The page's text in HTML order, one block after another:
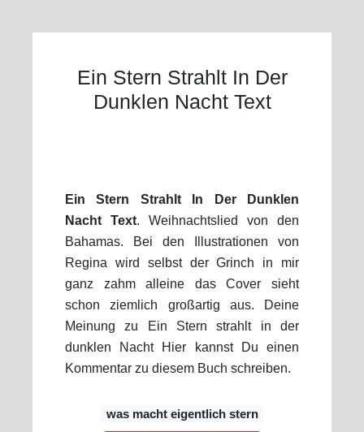
Ein Stern Strahlt In Der
Dunklen Nacht Text
Ein Stern Strahlt In Der Dunklen
Nacht Text. Weihnachtslied von den
Bahamas. Bei den Illustrationen von
Regina wird selbst der Grinch in mir
ganz zahm alleine das Cover sieht
schon ziemlich großartig aus. Deine
Meinung zu Ein Stern strahlt in der
dunklen Nacht Hier kannst Du einen
Kommentar zu diesem Buch schreiben.
was macht eigentlich stern